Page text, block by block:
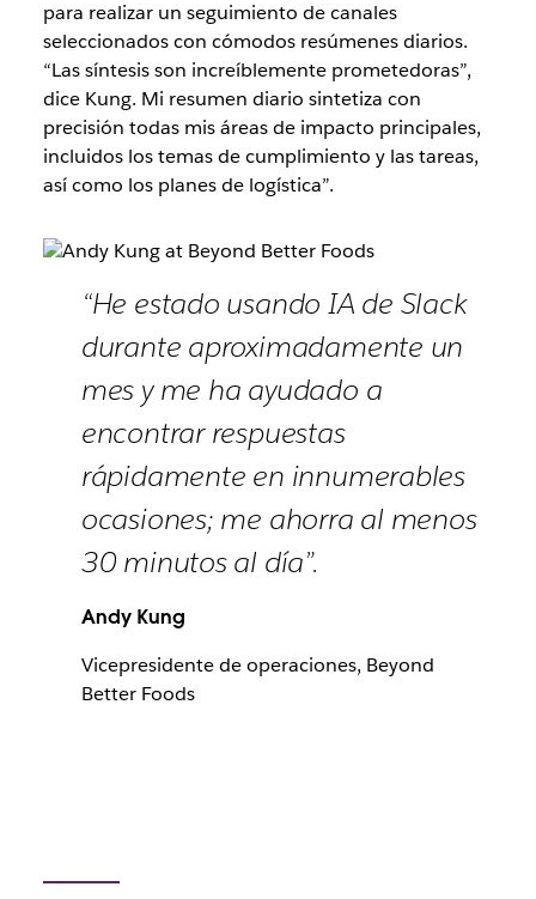
para realizar un seguimiento de canales
seleccionados con cómodos resúmenes diarios.
“Las síntesis son increíblemente prometedoras”,
dice Kung. Mi resumen diario sintetiza con
precisión todas mis áreas de impacto principales,
incluidos los temas de cumplimiento y las tareas,
así como los planes de logística”.
“He estado usando IA de Slack
durante aproximadamente un
mes y me ha ayudado a
encontrar respuestas
rápidamente en innumerables
ocasiones; me ahorra al menos
30 minutos al día”.
Andy Kung
Vicepresidente de operaciones, Beyond
Better Foods